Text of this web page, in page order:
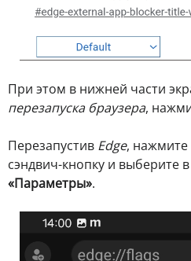
При этом в нижней части
перезапуска браузера,
Перезапустив Edge, нажмите
сэндвич-кнопку и
«Параметры».